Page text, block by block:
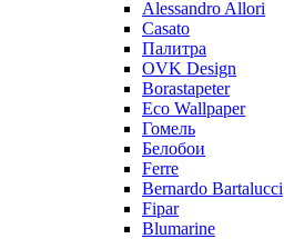
Alessandro Allori
Casato
Палитра
OVK Design
Borastapeter
Eco Wallpaper
Гомель
Белобои
Ferre
Bernardo Bartalucci
Fipar
Blumarine